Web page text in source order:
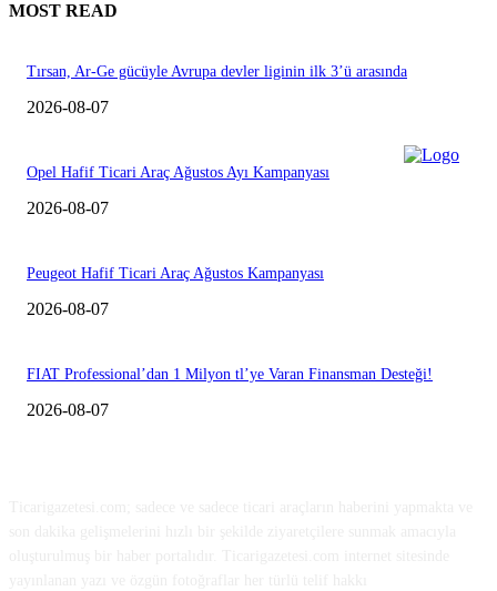
MOST READ
Tırsan, Ar-Ge gücüyle Avrupa devler liginin ilk 3’ü arasında
2026-08-07
Opel Hafif Ticari Araç Ağustos Ayı Kampanyası
2026-08-07
Peugeot Hafif Ticari Araç Ağustos Kampanyası
2026-08-07
FIAT Professional’dan 1 Milyon tl’ye Varan Finansman Desteği!
2026-08-07